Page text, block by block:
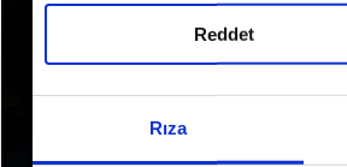
Rıza
Reddet